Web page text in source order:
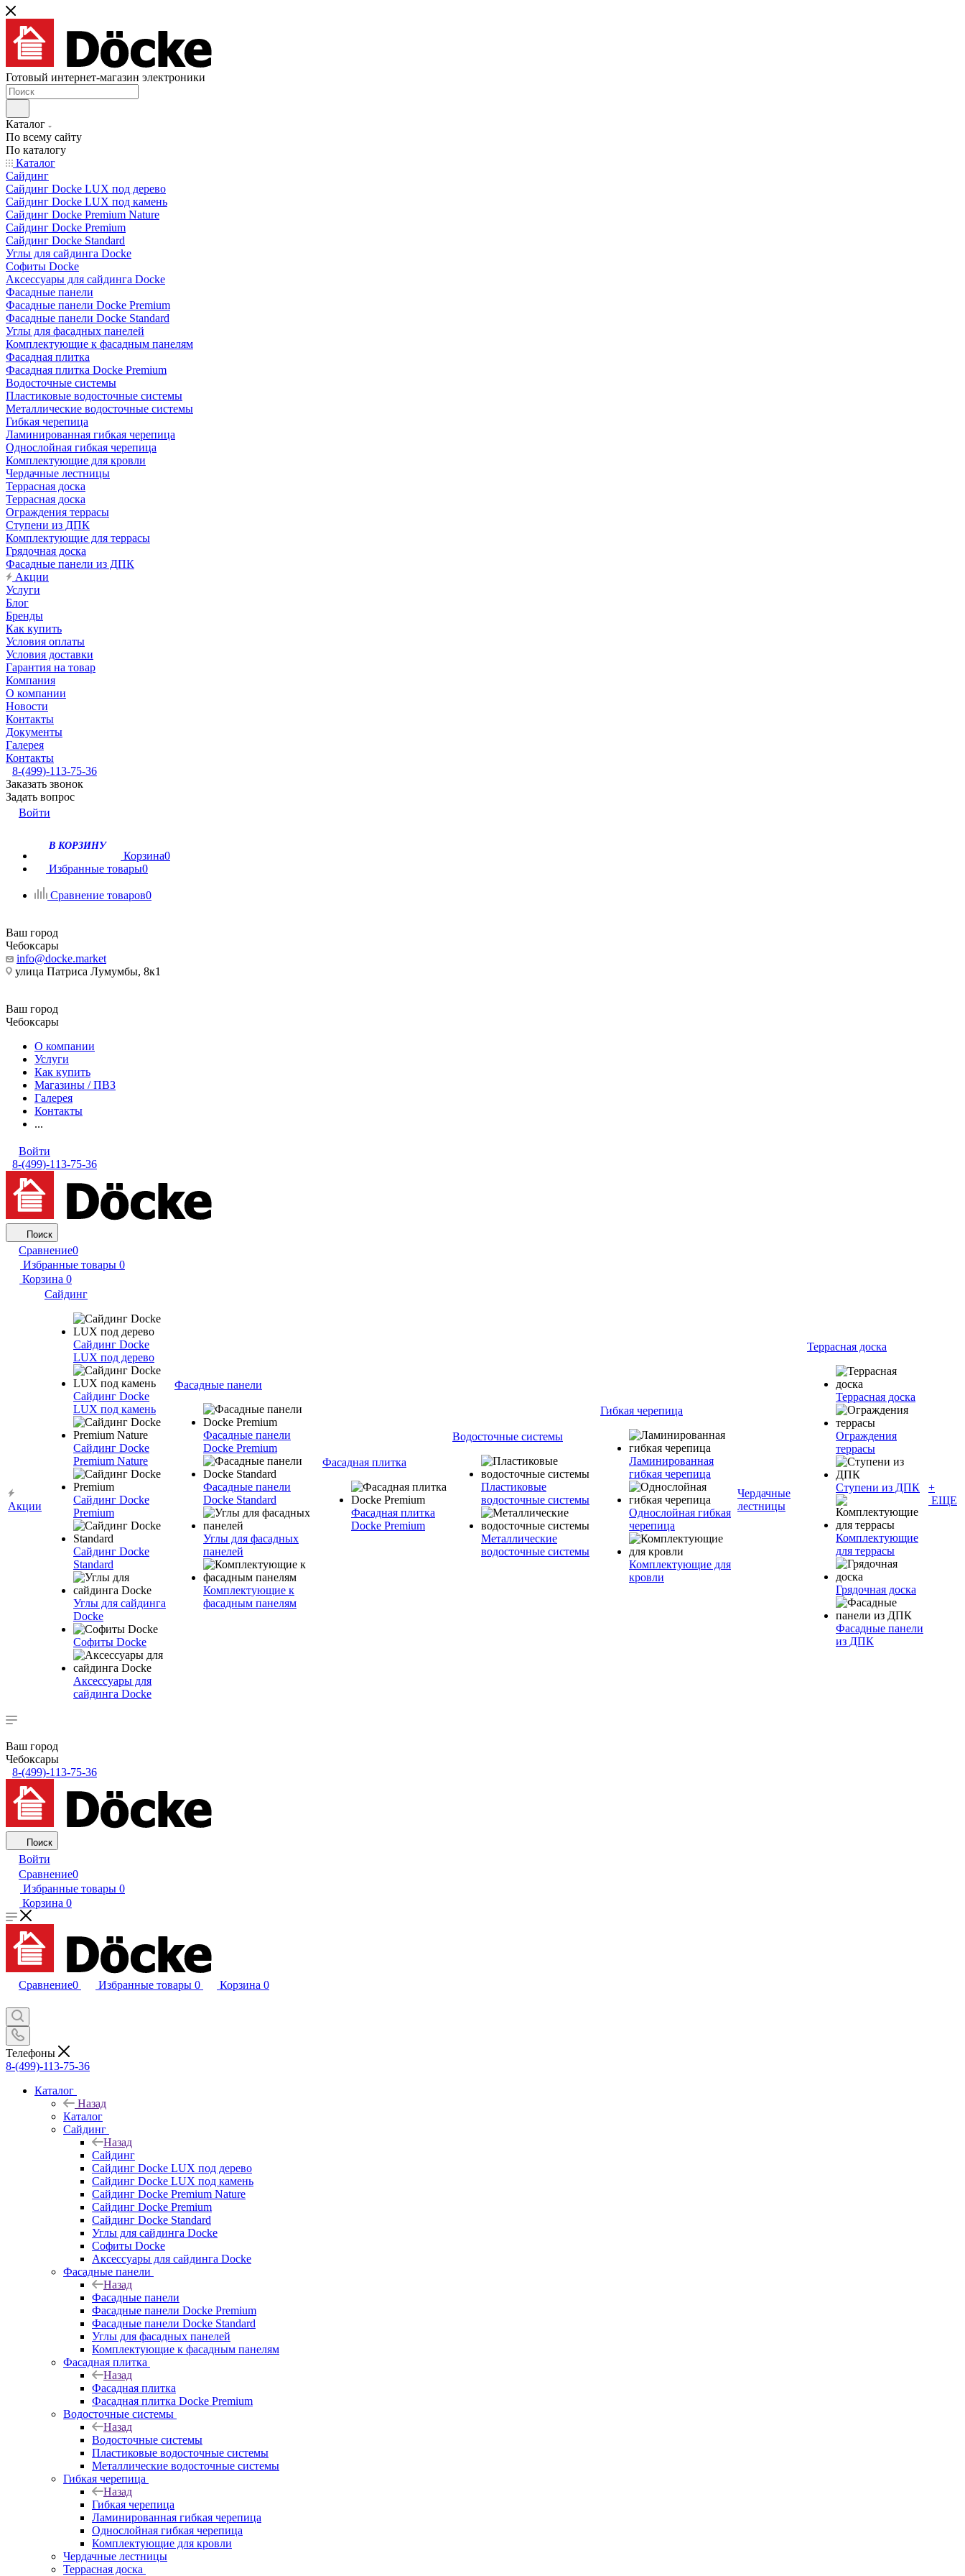
Готовый интернет-магазин электроники
Каталог
По всему сайту
По каталогу
Каталог
Сайдинг
Сайдинг Docke LUX под дерево
Сайдинг Docke LUX под камень
Сайдинг Docke Premium Nature
Сайдинг Docke Premium
Сайдинг Docke Standard
Углы для сайдинга Docke
Софиты Docke
Аксессуары для сайдинга Docke
Фасадные панели
Фасадные панели Docke Premium
Фасадные панели Docke Standard
Углы для фасадных панелей
Комплектующие к фасадным панелям
Фасадная плитка
Фасадная плитка Docke Premium
Водосточные системы
Пластиковые водосточные системы
Металлические водосточные системы
Гибкая черепица
Ламинированная гибкая черепица
Однослойная гибкая черепица
Комплектующие для кровли
Чердачные лестницы
Террасная доска
Террасная доска
Ограждения террасы
Ступени из ДПК
Комплектующие для террасы
Грядочная доска
Фасадные панели из ДПК
Акции
Услуги
Блог
Бренды
Как купить
Условия оплаты
Условия доставки
Гарантия на товар
Компания
О компании
Новости
Контакты
Документы
Галерея
Контакты
8-(499)-113-75-36
Заказать звонок
Задать вопрос
Войти
В КОРЗИНУ
Корзина0
Избранные товары0
Сравнение товаров0
Ваш город
Чебоксары
info@docke.market
улица Патриса Лумумбы, 8к1
Ваш город
Чебоксары
О компании
Услуги
Как купить
Магазины / ПВЗ
Галерея
Контакты
...
Войти
8-(499)-113-75-36
Поиск
Сравнение0
Избранные товары 0
Корзина 0
Акции
Сайдинг
Сайдинг Docke
LUX под дерево
Сайдинг Docke
LUX под камень
Сайдинг Docke
Premium Nature
Сайдинг Docke
Premium
Сайдинг Docke
Standard
Углы для сайдинга
Docke
Софиты Docke
Аксессуары для
сайдинга Docke
Фасадные панели
Фасадные панели
Docke Premium
Фасадные панели
Docke Standard
Углы для фасадных
панелей
Комплектующие к
фасадным панелям
Фасадная плитка
Фасадная плитка
Docke Premium
Водосточные системы
Пластиковые
водосточные системы
Металлические
водосточные системы
Гибкая черепица
Ламинированная
гибкая черепица
Однослойная гибкая
черепица
Комплектующие для
кровли
Чердачные
лестницы
Террасная доска
Террасная доска
Ограждения
террасы
Ступени из ДПК
Комплектующие
для террасы
Грядочная доска
Фасадные панели
из ДПК
+
ЕЩЕ
Ваш город
Чебоксары
8-(499)-113-75-36
Поиск
Войти
Сравнение0
Избранные товары 0
Корзина 0
Сравнение0 Избранные товары 0 Корзина 0
Телефоны
8-(499)-113-75-36
Каталог
Назад
Каталог
Сайдинг
Назад
Сайдинг
Сайдинг Docke LUX под дерево
Сайдинг Docke LUX под камень
Сайдинг Docke Premium Nature
Сайдинг Docke Premium
Сайдинг Docke Standard
Углы для сайдинга Docke
Софиты Docke
Аксессуары для сайдинга Docke
Фасадные панели
Назад
Фасадные панели
Фасадные панели Docke Premium
Фасадные панели Docke Standard
Углы для фасадных панелей
Комплектующие к фасадным панелям
Фасадная плитка
Назад
Фасадная плитка
Фасадная плитка Docke Premium
Водосточные системы
Назад
Водосточные системы
Пластиковые водосточные системы
Металлические водосточные системы
Гибкая черепица
Назад
Гибкая черепица
Ламинированная гибкая черепица
Однослойная гибкая черепица
Комплектующие для кровли
Чердачные лестницы
Террасная доска